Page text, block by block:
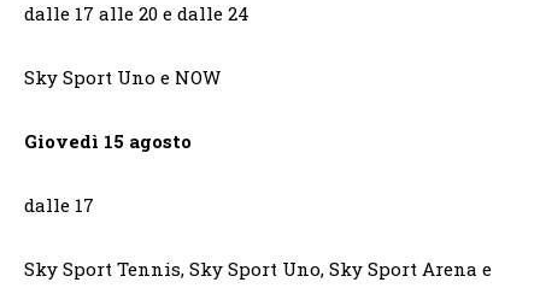
dalle 17 alle 20 e dalle 24
Sky Sport Uno e NOW
Giovedì 15 agosto
dalle 17
Sky Sport Tennis, Sky Sport Uno, Sky Sport Arena e